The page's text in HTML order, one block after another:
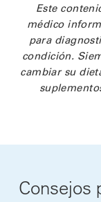
Este
médico
para
condición.
cambiar su
Consejos